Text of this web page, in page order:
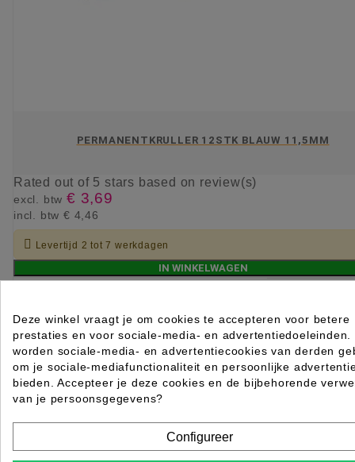
PERMANENTKRULLER 12STK BLAUW 11,5MM
Rated out of 5 stars based on review(s)
excl. btw € 3,69
incl. btw € 4,46
 Levertijd 2 tot 7 werkdagen
IN WINKELWAGEN
Deze winkel vraagt je om cookies te accepteren voor betere
prestaties en voor sociale-media- en advertentiedoeleinden.
worden sociale-media- en advertentiecookies van derden
om je sociale-mediafunctionaliteit en persoonlijke
bieden. Accepteer je deze cookies en de bijbehorende
van je persoonsgegevens?
Configureer